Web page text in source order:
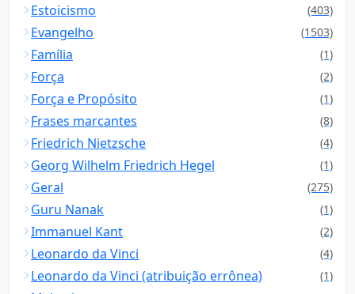
Estoicismo (403)
Evangelho (1503)
Família (1)
Força (2)
Força e Propósito (1)
Frases marcantes (8)
Friedrich Nietzsche (4)
Georg Wilhelm Friedrich Hegel (1)
Geral (275)
Guru Nanak (1)
Immanuel Kant (2)
Leonardo da Vinci (4)
Leonardo da Vinci (atribuição errônea) (1)